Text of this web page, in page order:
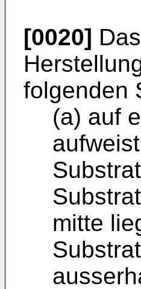
[0020]
folgenden
(a) auf
mitte